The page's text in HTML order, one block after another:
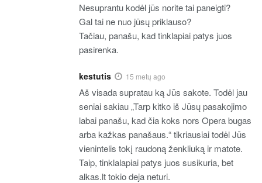
Nesuprantu kodėl jūs norite tai paneigti?
Gal tai ne nuo jūsų priklauso?
Tačiau, panašu, kad tinklapiai patys juos
pasirenka.
kestutis 15 metų ago
Aš visada supratau ką Jūs sakote. Todėl jau
seniai sakiau „Tarp kitko iš Jūsų pasakojimo
labai panašu, kad čia koks nors Opera bugas
arba kažkas panašaus.“ tikriausiai todėl Jūs
vienintelis tokį raudoną ženkliuką ir matote.
Taip, tinklalapiai patys juos susikuria, bet
alkas.lt tokio deja neturi.